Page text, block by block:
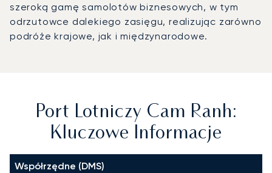
szeroką gamę samolotów biznesowych, w tym
odrzutowce dalekiego zasięgu, realizując zarówno
podróże krajowe, jak i międzynarodowe.
Port Lotniczy Cam Ranh:
Kluczowe Informacje
Współrzędne (DMS)